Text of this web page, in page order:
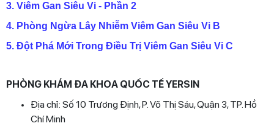
3. Viêm Gan Siêu Vi - Phần 2
4. Phòng Ngừa Lây Nhiễm Viêm Gan Siêu Vi B
5. Đột Phá Mới Trong Điều Trị Viêm Gan Siêu Vi C
PHÒNG KHÁM ĐA KHOA QUỐC TẾ YERSIN
Địa chỉ: Số 10 Trương Định, P. Võ Thị Sáu, Quận 3, TP. Hồ
Chí Minh